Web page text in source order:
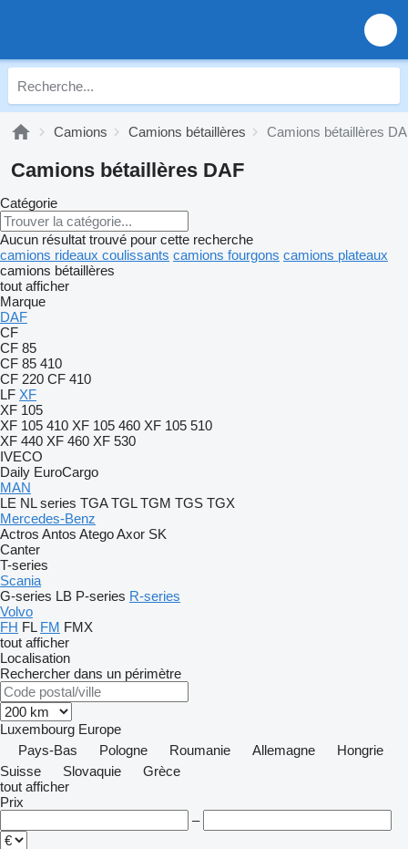
Camions Camions bétaillères Camions bétaillères
Camions bétaillères DAF
Catégorie
Aucun résultat trouvé pour cette recherche
camions rideaux coulissants camions fourgons camions plateaux
camions bétaillères
tout afficher
Marque
DAF
CF
CF 85
CF 85 410
CF 220 CF 410
LF XF
XF 105
XF 105 410 XF 105 460 XF 105 510
XF 440 XF 460 XF 530
IVECO
Daily EuroCargo
MAN
LE NL series TGA TGL TGM TGS TGX
Mercedes-Benz
Actros Antos AtegoAxor SK
Canter
T-series
Scania
G-series LB P-series R-series
Volvo
FH FL FM FMX
tout afficher
Localisation
Rechercher dans un périmètre
Luxembourg Europe
Pays-Bas
Pologne Roumanie Allemagne
Hongrie
Suisse
Slovaquie
Grèce
tout afficher
Prix
–